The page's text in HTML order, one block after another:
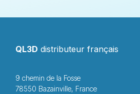
QL3D distributeur français
9 chemin de la Fosse
78550 Bazainville, France